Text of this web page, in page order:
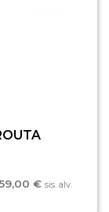
€ sis. alv.